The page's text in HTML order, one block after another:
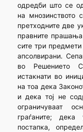
одредби што се
на мнозинството
претходните две
правните
сите три
апсолвирани.
во Решението
истакнати во
на тоа дека
и дека тој не
ограничуваат
граѓаните; дека
постапка,